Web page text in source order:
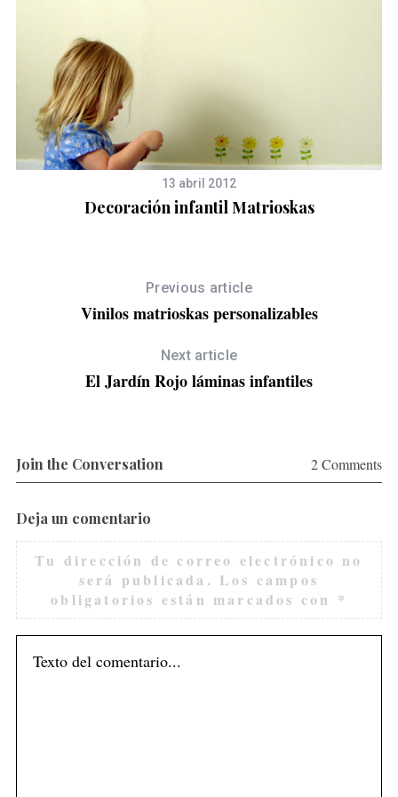
13 abril 2012
Decoración infantil Matrioskas
Previous article
Vinilos matrioskas personalizables
Next article
El Jardín Rojo láminas infantiles
Join the Conversation 2 Comments
Deja un comentario
Tu dirección de correo electrónico no
será publicada. Los campos
obligatorios están marcados con *